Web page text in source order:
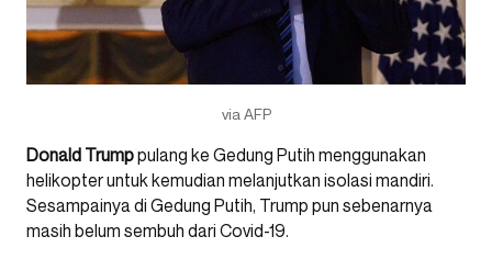
via AFP
Donald Trumppulang ke Gedung Putih menggunakan
helikopter untuk kemudian melanjutkan isolasi mandiri.
Sesampainya di Gedung Putih, Trump pun sebenarnya
masih belum sembuh dari Covid-19.